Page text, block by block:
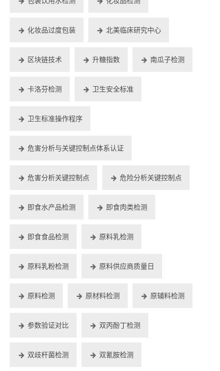
化妆品过度包装 北美临床研究中心
区块链技术 升糖指数 南瓜子检测
卡洛芬检测 卫生安全标准
卫生标准操作程序
危害分析与关键控制点体系认证
危害分析关键控制点 危险分析关键控制点
即食水产品检测 即食肉类检测
即食食品检测 原料乳检测
原料乳粉检测 原料供应商质量日
原料检测 原材料检测 原辅料检测
参数验证对比 双丙酚丁检测
双歧杆菌检测 双氰胺检测